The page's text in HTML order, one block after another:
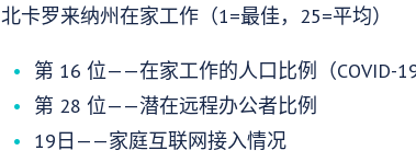
北卡罗来纳州在家工作（1=最佳，25=平均）
第 16 位——在家工作的人口比例（COVID-19
第 28 位——潜在远程办公者比例
19日——家庭互联网接入情况